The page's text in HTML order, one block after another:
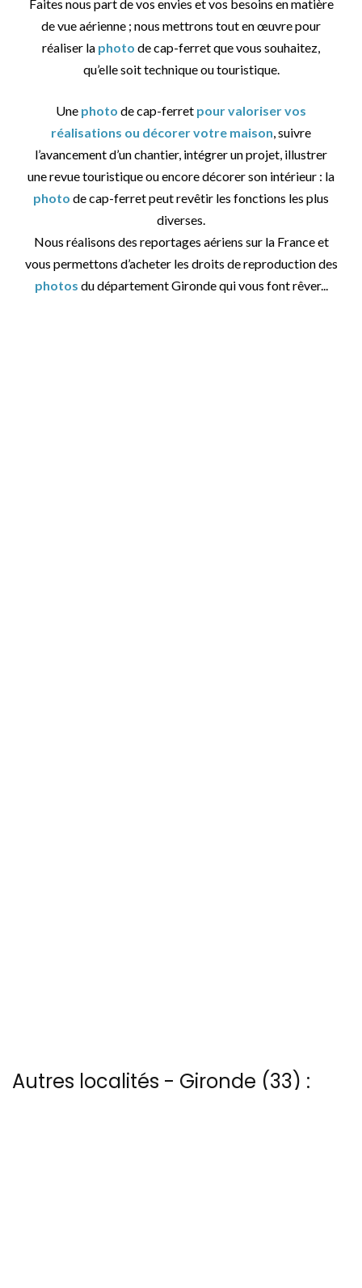
Faites nous part de vos envies et vos besoins en matière
de vue aérienne ; nous mettrons tout en œuvre pour
réaliser la photo de cap-ferret que vous souhaitez,
qu’elle soit technique ou touristique.
Une photo de cap-ferret pour valoriser vos
réalisations ou décorer votre maison, suivre
l’avancement d’un chantier, intégrer un projet, illustrer
une revue touristique ou encore décorer son intérieur : la
photo de cap-ferret peut revêtir les fonctions les plus
diverses.
Nous réalisons des reportages aériens sur la France et
vous permettons d’acheter les droits de reproduction des
photos du département Gironde qui vous font rêver...
Autres localités - Gironde (33) :